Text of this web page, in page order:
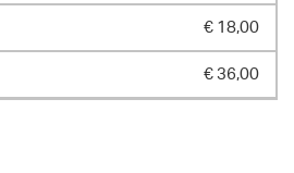
€ 18,00
€ 36,00